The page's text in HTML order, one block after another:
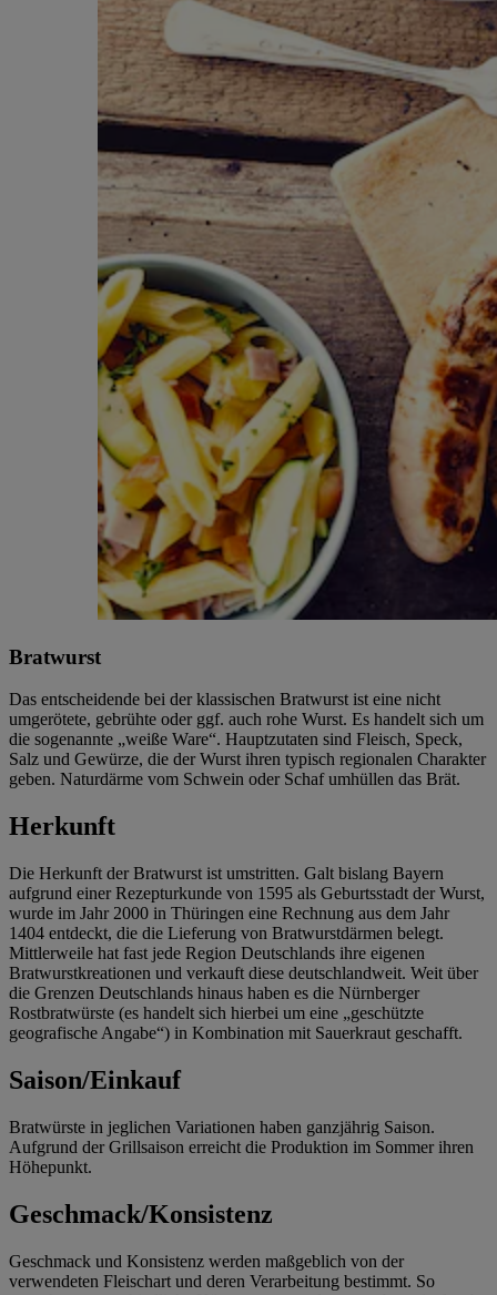
Bratwurst
Das entscheidende bei der klassischen Bratwurst ist eine nicht
umgerötete, gebrühte oder ggf. auch rohe Wurst. Es handelt sich um
die sogenannte „weiße Ware“. Hauptzutaten sind Fleisch, Speck,
Salz und Gewürze, die der Wurst ihren typisch regionalen Charakter
geben. Naturdärme vom Schwein oder Schaf umhüllen das Brät.
Herkunft
Die Herkunft der Bratwurst ist umstritten. Galt bislang Bayern
aufgrund einer Rezepturkunde von 1595 als Geburtsstadt der Wurst,
wurde im Jahr 2000 in Thüringen eine Rechnung aus dem Jahr
1404 entdeckt, die die Lieferung von Bratwurstdärmen belegt.
Mittlerweile hat fast jede Region Deutschlands ihre eigenen
Bratwurstkreationen und verkauft diese deutschlandweit. Weit über
die Grenzen Deutschlands hinaus haben es die Nürnberger
Rostbratwürste (es handelt sich hierbei um eine „geschützte
geografische Angabe“) in Kombination mit Sauerkraut geschafft.
Saison/Einkauf
Bratwürste in jeglichen Variationen haben ganzjährig Saison.
Aufgrund der Grillsaison erreicht die Produktion im Sommer ihren
Höhepunkt.
Geschmack/Konsistenz
Geschmack und Konsistenz werden maßgeblich von der
verwendeten Fleischart und deren Verarbeitung bestimmt. So